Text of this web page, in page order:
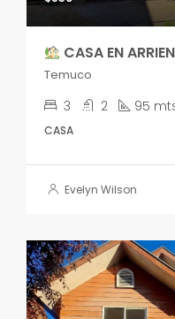
CASA EN ARRIENDO |
Temuco
3 2 95
CASA
Evelyn Wilson